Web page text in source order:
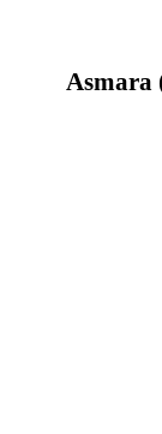
Asmara